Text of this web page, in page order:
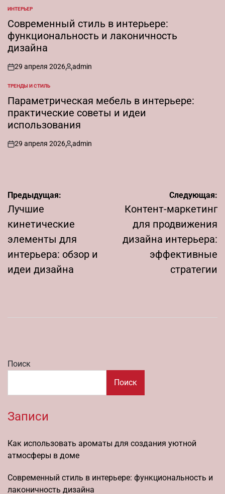
ОПУБЛИКОВАНО
В
ИНТЕРЬЕР
Современный стиль в интерьере:
функциональность и лаконичность
дизайна
on
29 апреля 2026
Запись
admin
ОПУБЛИКОВАНО
В
ТРЕНДЫ И СТИЛЬ
Параметрическая мебель в интерьере:
практические советы и идеи
использования
on
29 апреля 2026
Запись
admin
Навигация
по
записям
Предыдущая:
Лучшие
кинетические
элементы для
интерьера: обзор и
идеи дизайна
Следующая:
Контент-маркетинг
для продвижения
дизайна интерьера:
эффективные
стратегии
Поиск
Поиск
Записи
Как использовать ароматы для создания уютной
атмосферы в доме
Современный стиль в интерьере: функциональность и
лаконичность дизайна